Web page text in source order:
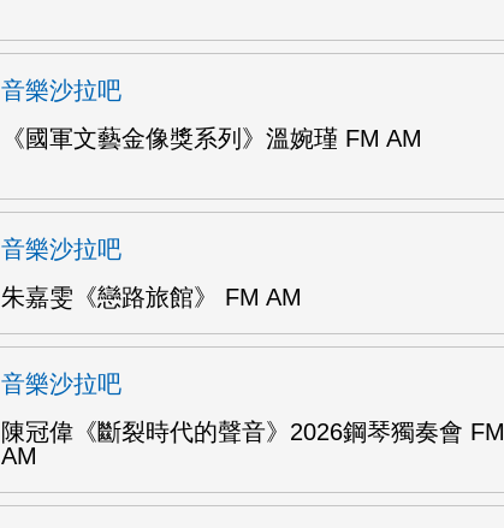
音樂沙拉吧
《國軍文藝金像獎系列》溫婉瑾 FM AM
音樂沙拉吧
朱嘉雯《戀路旅館》 FM AM
音樂沙拉吧
陳冠偉《斷裂時代的聲音》2026鋼琴獨奏會 FM
AM